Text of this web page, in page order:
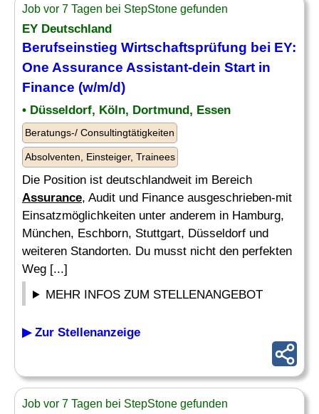
Job vor 7 Tagen bei StepStone gefunden
EY Deutschland
Berufseinstieg Wirtschaftsprüfung bei EY:
One Assurance Assistant-dein Start in
Finance (w/m/d)
• Düsseldorf, Köln, Dortmund, Essen
Beratungs-/ Consultingtätigkeiten
Absolventen, Einsteiger, Trainees
Die Position ist deutschlandweit im Bereich
Assurance, Audit und Finance ausgeschrieben-mit
Einsatzmöglichkeiten unter anderem in Hamburg,
München, Eschborn, Stuttgart, Düsseldorf und
weiteren Standorten. Du musst nicht den perfekten
Weg [...]
MEHR INFOS ZUM STELLENANGEBOT
▶ Zur Stellenanzeige
Job vor 7 Tagen bei StepStone gefunden